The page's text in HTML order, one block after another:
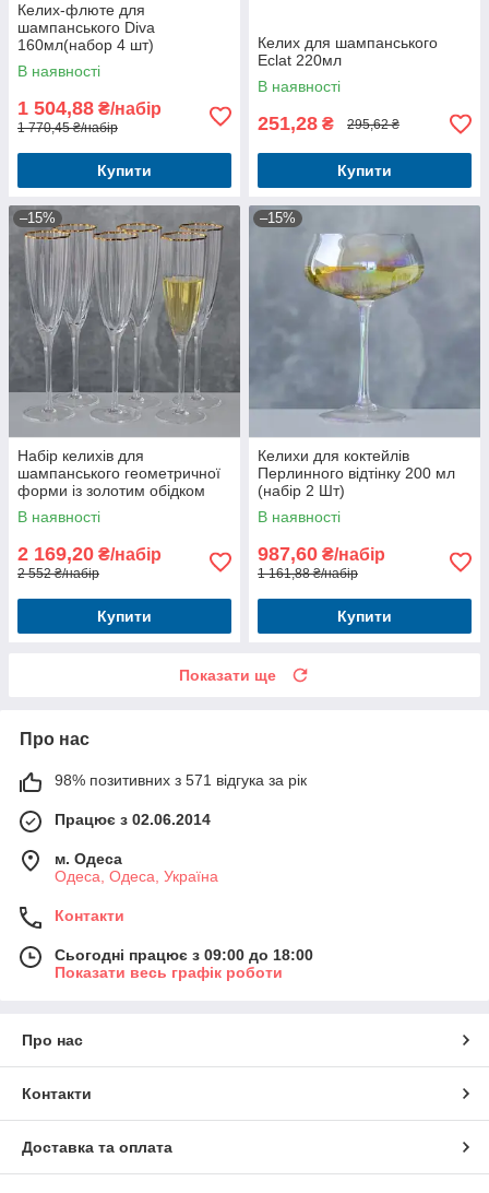
Келих-флюте для
шампанського Diva
160мл(набор 4 шт)
В наявності
1 504,88 ₴/набір
1 770,45 ₴/набір
Купити
Келих для шампанського
Eclat 220мл
В наявності
251,28 ₴ 295,62 ₴
Купити
–15%
Набір келихів для
шампанського геометричної
форми із золотим обідком
220 мл.
В наявності
2 169,20 ₴/набір
2 552 ₴/набір
Купити
–15%
Келихи для коктейлів
Перлинного відтінку 200 мл
(набір 2 Шт)
В наявності
987,60 ₴/набір
1 161,88 ₴/набір
Купити
Показати ще
Про нас
98% позитивних з 571 відгука за рік
Працює з 02.06.2014
м. Одеса
Одеса, Одеса, Україна
Контакти
Сьогодні працює з 09:00 до 18:00
Показати весь графік роботи
Про нас
Контакти
Доставка та оплата